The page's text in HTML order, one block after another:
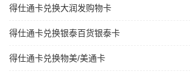
得仕通卡兑换大润发购物卡
得仕通卡兑换银泰百货银泰卡
得仕通卡兑换物美/美通卡